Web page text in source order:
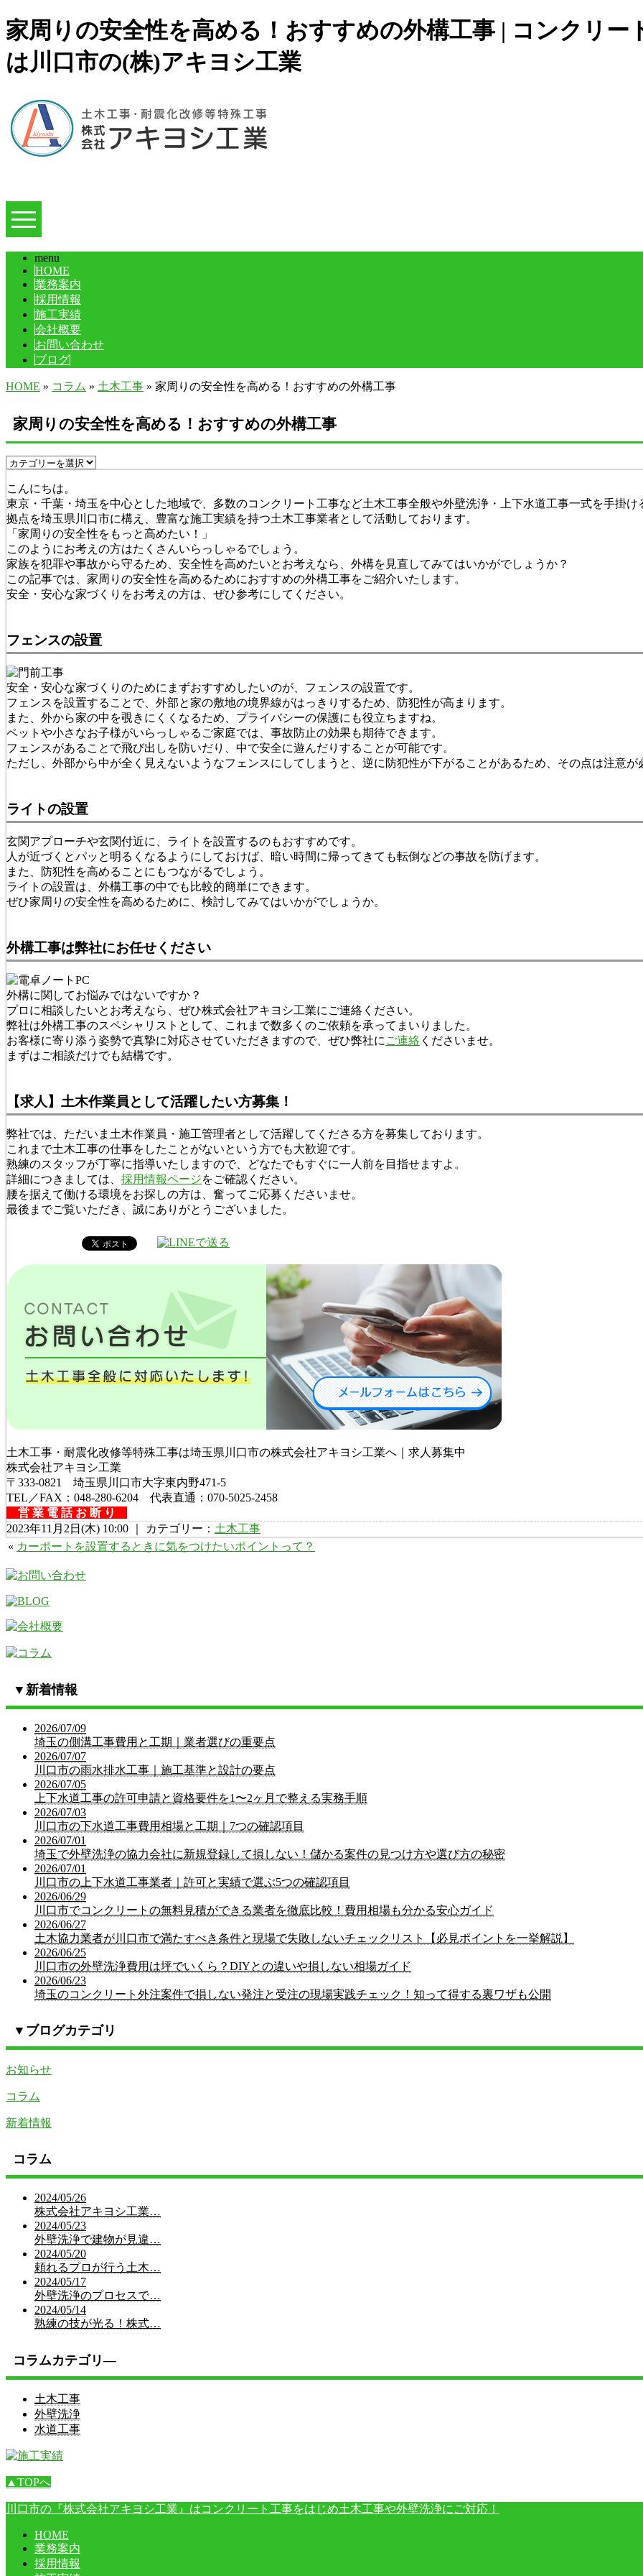
家周りの安全性を高める！おすすめの外構工事 | コンクリー
は川口市の(株)アキヨシ工業
menu
HOME
業務案内
採用情報
施工実績
会社概要
お問い合わせ
ブログ
HOME » コラム » 土木工事 » 家周りの安全性を高める！おすすめの外構工事
家周りの安全性を高める！おすすめの外構工事
こんにちは。
東京・千葉・埼玉を中心とした地域で、多数のコンクリート工事など土木工事全般や外壁洗浄・上下水道工事一式を手掛け
拠点を埼玉県川口市に構え、豊富な施工実績を持つ土木工事業者として活動しております。
「家周りの安全性をもっと高めたい！」
このようにお考えの方はたくさんいらっしゃるでしょう。
家族を犯罪や事故から守るため、安全性を高めたいとお考えなら、外構を見直してみてはいかがでしょうか？
この記事では、家周りの安全性を高めるためにおすすめの外構工事をご紹介いたします。
安全・安心な家づくりをお考えの方は、ぜひ参考にしてください。
フェンスの設置
安全・安心な家づくりのためにまずおすすめしたいのが、フェンスの設置です。
フェンスを設置することで、外部と家の敷地の境界線がはっきりするため、防犯性が高まります。
また、外から家の中を覗きにくくなるため、プライバシーの保護にも役立ちますね。
ペットや小さなお子様がいらっしゃるご家庭では、事故防止の効果も期待できます。
フェンスがあることで飛び出しを防いだり、中で安全に遊んだりすることが可能です。
ただし、外部から中が全く見えないようなフェンスにしてしまうと、逆に防犯性が下がることがあるため、その点は注意が
ライトの設置
玄関アプローチや玄関付近に、ライトを設置するのもおすすめです。
人が近づくとパッと明るくなるようにしておけば、暗い時間に帰ってきても転倒などの事故を防げます。
また、防犯性を高めることにもつながるでしょう。
ライトの設置は、外構工事の中でも比較的簡単にできます。
ぜひ家周りの安全性を高めるために、検討してみてはいかがでしょうか。
外構工事は弊社にお任せください
外構に関してお悩みではないですか？
プロに相談したいとお考えなら、ぜひ株式会社アキヨシ工業にご連絡ください。
弊社は外構工事のスペシャリストとして、これまで数多くのご依頼を承ってまいりました。
お客様に寄り添う姿勢で真摯に対応させていただきますので、ぜひ弊社に ご連絡 くださいませ。
まずはご相談だけでも結構です。
【求人】土木作業員として活躍したい方募集！
弊社では、ただいま土木作業員・施工管理者として活躍してくださる方を募集しております。
これまで土木工事の仕事をしたことがないという方でも大歓迎です。
熟練のスタッフが丁寧に指導いたしますので、どなたでもすぐに一人前を目指せますよ。
詳細につきましては、 採用情報ページをご確認ください。
腰を据えて働ける環境をお探しの方は、奮ってご応募くださいませ。
最後までご覧いただき、誠にありがとうございました。
土木工事・耐震化改修等特殊工事は埼玉県川口市の株式会社アキヨシ工業へ｜求人募集中
株式会社アキヨシ工業
〒333-0821 埼玉県川口市大字東内野471-5
TEL／FAX：048-280-6204 代表直通：070-5025-2458
営 業 電 話 お 断 り
2023年11月2日(木) 10:00 ｜ カテゴリー： 土木工事
« カーポートを設置するときに気をつけたいポイントって？
▼ 新着情報
2026/07/09
埼玉の側溝工事費用と工期｜業者選びの重要点
2026/07/07
川口市の雨水排水工事｜施工基準と設計の要点
2026/07/05
上下水道工事の許可申請と資格要件を1〜2ヶ月で整える実務手順
2026/07/03
川口市の下水道工事費用相場と工期｜7つの確認項目
2026/07/01
埼玉で外壁洗浄の協力会社に新規登録して損しない！儲かる案件の見つけ方や選び方の秘密
2026/07/01
川口市の上下水道工事業者｜許可と実績で選ぶ5つの確認項目
2026/06/29
川口市でコンクリートの無料見積ができる業者を徹底比較！費用相場も分かる安心ガイド
2026/06/27
土木協力業者が川口市で満たすべき条件と現場で失敗しないチェックリスト【必見ポイントを一挙解説】
2026/06/25
川口市の外壁洗浄費用は坪でいくら？DIYとの違いや損しない相場ガイド
2026/06/23
埼玉のコンクリート外注案件で損しない発注と受注の現場実践チェック！知って得する裏ワザも公開
▼ ブログカテゴリ
お知らせ
コラム
新着情報
コラム
2024/05/26
株式会社アキヨシ工業…
2024/05/23
外壁洗浄で建物が見違…
2024/05/20
頼れるプロが行う土木…
2024/05/17
外壁洗浄のプロセスで…
2024/05/14
熟練の技が光る！株式…
コラムカテゴリ―
土木工事
外壁洗浄
水道工事
▲TOPへ
川口市の『株式会社アキヨシ工業』はコンクリート工事をはじめ土木工事や外壁洗浄にご対応！
HOME
業務案内
採用情報